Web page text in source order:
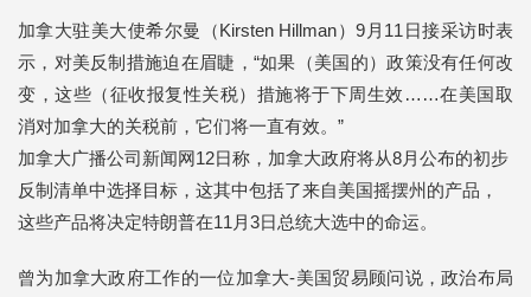
加拿大驻美大使希尔曼（Kirsten Hillman）9月11日接采访时表
示，对美反制措施迫在眉睫，“如果（美国的）政策没有任何改
变，这些（征收报复性关税）措施将于下周生效……在美国取
消对加拿大的关税前，它们将一直有效。”
加拿大广播公司新闻网12日称，加拿大政府将从8月公布的初步
反制清单中选择目标，这其中包括了来自美国摇摆州的产品，
这些产品将决定特朗普在11月3日总统大选中的命运。
曾为加拿大政府工作的一位加拿大-美国贸易顾问说，政治布局